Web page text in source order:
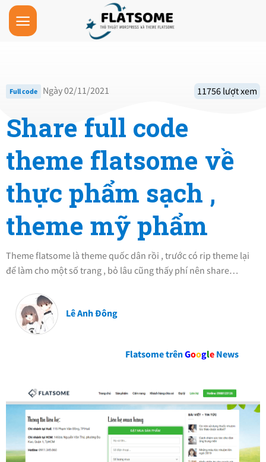
Skip
content
Full code Ngày 02/11/2021 11756 lượt xem
Share full code
theme flatsome về
thực phẩm sạch ,
theme mỹ phẩm
Theme flatsome là theme quốc dân rồi , trước có rip theme lại
để làm cho một số trang , bỏ lâu cũng thấy phí nên share…
Lê Anh Đông
Flatsome trênGoogle News